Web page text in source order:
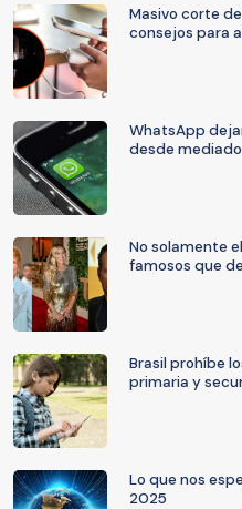
Masivo corte
consejos para
WhatsApp
desde
No solamente
famosos que
Brasil prohíbe
primaria y
Lo que nos
2025